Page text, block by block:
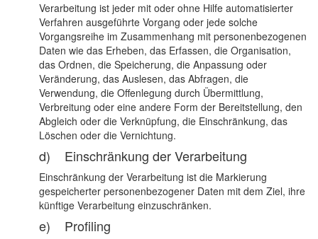
Verarbeitung ist jeder mit oder ohne Hilfe automatisierter
Verfahren ausgeführte Vorgang oder jede solche
Vorgangsreihe im Zusammenhang mit personenbezogenen
Daten wie das Erheben, das Erfassen, die Organisation,
das Ordnen, die Speicherung, die Anpassung oder
Veränderung, das Auslesen, das Abfragen, die
Verwendung, die Offenlegung durch Übermittlung,
Verbreitung oder eine andere Form der Bereitstellung, den
Abgleich oder die Verknüpfung, die Einschränkung, das
Löschen oder die Vernichtung.
d) Einschränkung der Verarbeitung
Einschränkung der Verarbeitung ist die Markierung
gespeicherter personenbezogener Daten mit dem Ziel, ihre
künftige Verarbeitung einzuschränken.
e) Profiling